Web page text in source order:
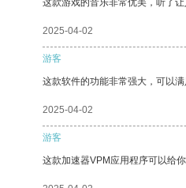
这款游戏的音乐非常优美，听了让
2025-04-02
游客
这款软件的功能非常强大，可以满
2025-04-02
游客
这款加速器VPM应用程序可以给